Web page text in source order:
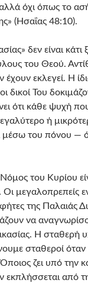
όχι όπως το
(Ησαΐας 48:10).
δεν είναι
του Θεού.
εκλεγεί. Η
δικοί Του
ότι κάθε ψυχή
ή
μέσω του πόνου —
Νόμος του Κυρίου
μεγαλοπρεπείς
της Παλαιάς
να
Η σταθερή
σταθεροί
Όποιος ζει υπό την
από